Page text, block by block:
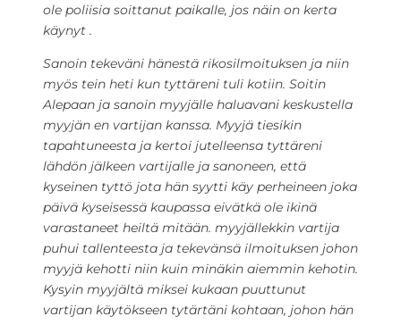
ole poliisia soittanut paikalle, jos näin on kerta
käynyt .
Sanoin tekeväni hänestä rikosilmoituksen ja niin
myös tein heti kun tyttäreni tuli kotiin. Soitin
Alepaan ja sanoin myyjälle haluavani keskustella
myyjän en vartijan kanssa. Myyjä tiesikin
tapahtuneesta ja kertoi jutelleensa tyttäreni
lähdön jälkeen vartijalle ja sanoneen, että
kyseinen tyttö jota hän syytti käy perheineen joka
päivä kyseisessä kaupassa eivätkä ole ikinä
varastaneet heiltä mitään. myyjällekkin vartija
puhui tallenteesta ja tekevänsä ilmoituksen johon
myyjä kehotti niin kuin minäkin aiemmin kehotin.
Kysyin myyjältä miksei kukaan puuttunut
vartijan käytökseen tytärtäni kohtaan, johon hän